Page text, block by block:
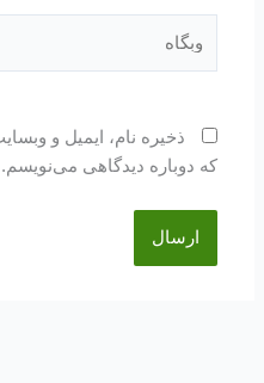
ذخیره نام، ایمیل و
که دوباره دیدگاهی می‌نویسم.